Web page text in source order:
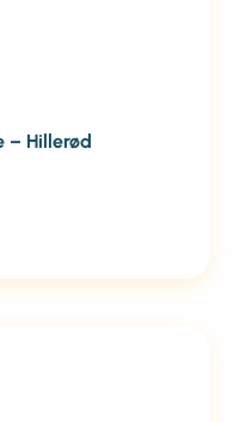
– Hillerød